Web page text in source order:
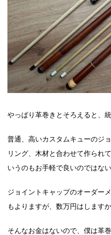
やっぱり革巻きとそろえると、
普通、高いカスタムキューのジ
リング、木材と合わせて作られ
いうのもお手軽で良いのではな
ジョイントキャップのオーダー
もよりますが、数万円はしますか
そんなお金はないので、僕は革巻